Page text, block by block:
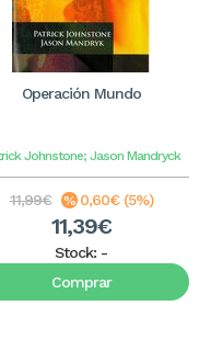
Operación Mundo
Johnstone; Jason Mandryck
11,99€ 0,60€ (5%)
11,39€
Stock: -
Comprar